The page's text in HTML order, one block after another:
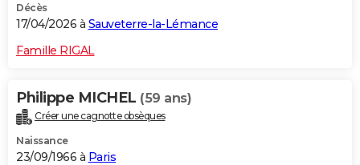
BONS PLANS
CARTE DE VOEUX
Dictionnaire
Biographies
Citations
Expressions
Proverbes
PROGRAMME TV
COPAINS D'AVANT
Décès
17/04/2026 à Sauveterre-la-Lémance
Famille RIGAL
Philippe MICHEL (59 ans)
Créer une cagnotte obsèques
Naissance
23/09/1966 à Paris